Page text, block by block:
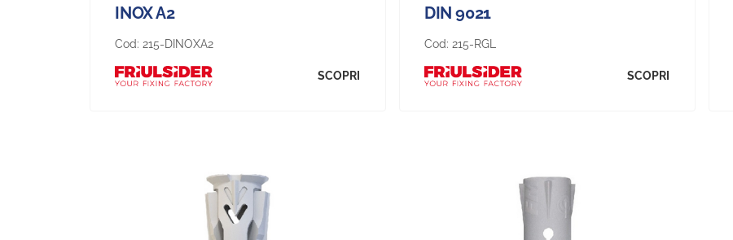
INOX A2
Cod:215-DINOXA2
SCOPRI
DIN 9021
Cod:215-RGL
SCOPRI